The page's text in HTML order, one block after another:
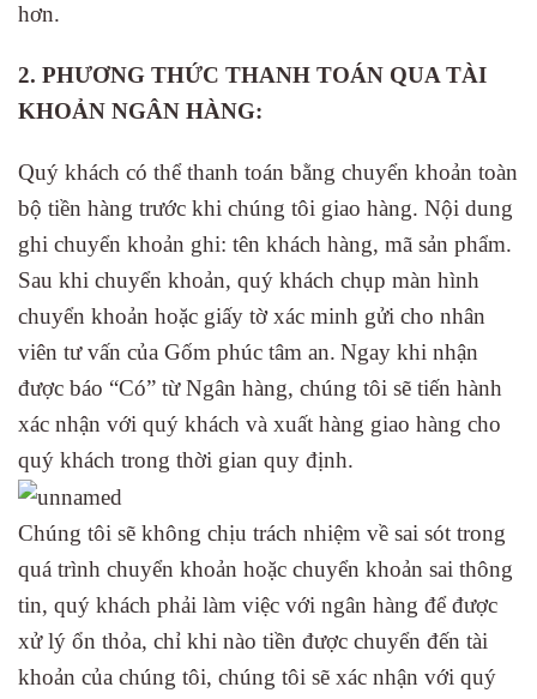
hơn.
2. PHƯƠNG THỨC THANH TOÁN QUA TÀI
KHOẢN NGÂN HÀNG:
Quý khách có thể thanh toán bằng chuyển khoản toàn
bộ tiền hàng trước khi chúng tôi giao hàng. Nội dung
ghi chuyển khoản ghi: tên khách hàng, mã sản phẩm.
Sau khi chuyển khoản, quý khách chụp màn hình
chuyển khoản hoặc giấy tờ xác minh gửi cho nhân
viên tư vấn của Gốm phúc tâm an. Ngay khi nhận
được báo “Có” từ Ngân hàng, chúng tôi sẽ tiến hành
xác nhận với quý khách và xuất hàng giao hàng cho
quý khách trong thời gian quy định.
Chúng tôi sẽ không chịu trách nhiệm về sai sót trong
quá trình chuyển khoản hoặc chuyển khoản sai thông
tin, quý khách phải làm việc với ngân hàng để được
xử lý ổn thỏa, chỉ khi nào tiền được chuyển đến tài
khoản của chúng tôi, chúng tôi sẽ xác nhận với quý